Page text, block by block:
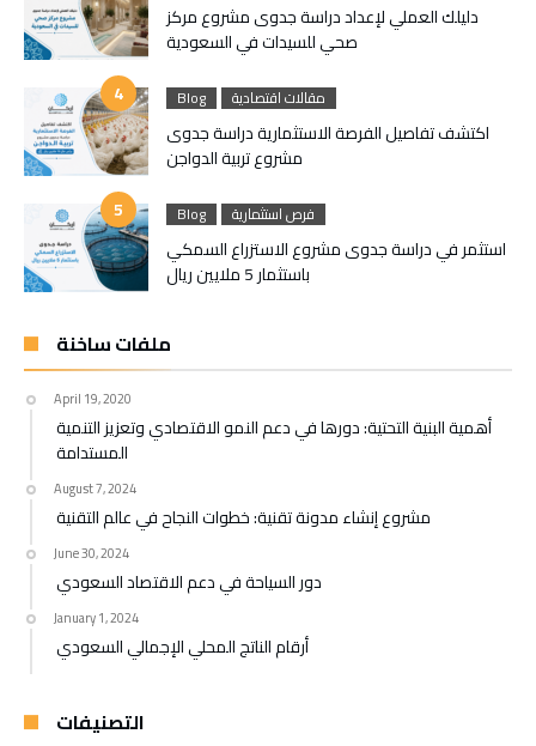
دليلك العملي لإعداد دراسة جدوى مشروع مركز
صحي للسيدات في السعودية
Blog مقالات اقتصادية
اكتشف تفاصيل الفرصة الاستثمارية دراسة جدوى
مشروع تربية الدواجن
Blog فرص استثمارية
استثمر في دراسة جدوى مشروع الاستزراع السمكي
باستثمار 5 ملايين ريال
ملفات ساخنة
April 19, 2020
أهمية البنية التحتية: دورها في دعم النمو الاقتصادي وتعزيز التنمية
المستدامة
August 7, 2024
مشروع إنشاء مدونة تقنية: خطوات النجاح في عالم التقنية
June 30, 2024
دور السياحة في دعم الاقتصاد السعودي
January 1, 2024
أرقام الناتج المحلي الإجمالي السعودي
التصنيفات